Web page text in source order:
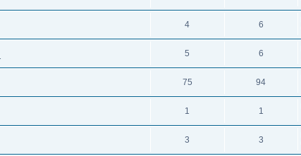
4 6
5 6
75 94
1 1
3 3